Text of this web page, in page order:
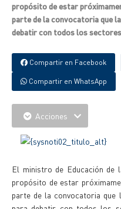
propósito de estar
parte de la convocatoria que
debatir con todos los
Compartir en Facebook
Compartir en WhatsApp
Acciones
El ministro de Educación de
propósito de estar
parte de la convocatoria